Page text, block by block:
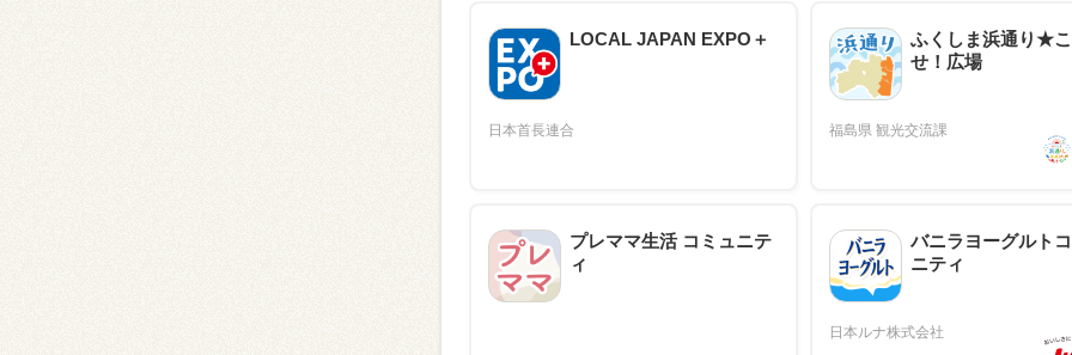
LOCAL JAPAN EXPO＋
ふくしま浜通り★
せ！広場
プレママ生活 コミュニテ
ィ
バニラヨーグルト
ニティ